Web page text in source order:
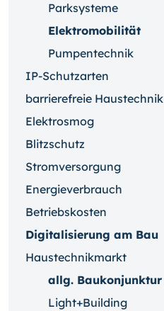
Parksysteme
Elektromobilität
Pumpentechnik
IP-Schutzarten
barrierefreie Haustechnik
Elektrosmog
Blitzschutz
Stromversorgung
Energieverbrauch
Betriebskosten
Digitalisierung am Bau
Haustechnikmarkt
allg. Baukonjunktur
Light+Building